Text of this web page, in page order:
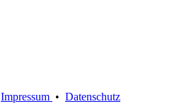
Impressum • Datenschutz